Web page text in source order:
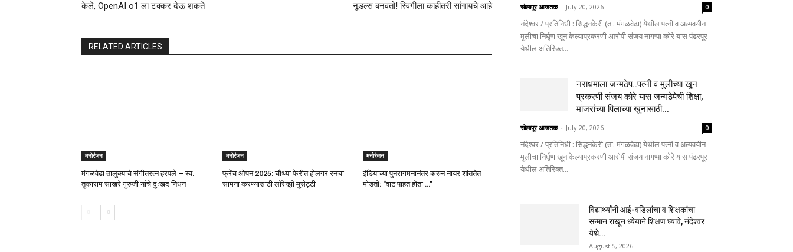
केले, OpenAI o1 ला टक्कर देऊ शकते
नूडल्स बनवतो! स्विगीला काहीतरी सांगायचे आहे
RELATED ARTICLES
मनोरंजन
मंगळवेढा तालुक्याचे संगीतरत्न हरपले – स्व.
तुकाराम साखरे गुरुजी यांचे दुःखद निधन
मनोरंजन
फ्रेंच ओपन 2025: चौथ्या फेरीत होलगर रनचा
सामना करण्यासाठी लॉरेन्झो मुसेट्टी
मनोरंजन
इंडियाच्या पुनरागमनानंतर करुन नायर शांततेत
मोडतो: “वाट पाहत होता …”
सोलापूर आजतक - July 20, 2026 0
नंदेश्वर / प्रतिनिधी : सिद्धनकेरी (ता. मंगळवेढा) येथील पत्नी व अल्पवयीन
मुलीचा निर्घृण खून केल्याप्रकरणी आरोपी संजय नागप्पा कोरे यास पंढरपूर
येथील अतिरिक्त...
नराधमाला जन्मठेप..पत्नी व मुलीच्या खून
प्रकरणी संजय कोरे यास जन्मठेपेची शिक्षा,
मांजरांच्या पिलाच्या खुनासाठी...
सोलापूर आजतक - July 20, 2026 0
नंदेश्वर / प्रतिनिधी : सिद्धनकेरी (ता. मंगळवेढा) येथील पत्नी व अल्पवयीन
मुलीचा निर्घृण खून केल्याप्रकरणी आरोपी संजय नागप्पा कोरे यास पंढरपूर
येथील अतिरिक्त...
विद्यार्थ्यांनी आई-वडिलांचा व शिक्षकांचा
सन्मान राखून ध्येयाने शिक्षण घ्यावे, नंदेश्वर
येथे...
August 5, 2026